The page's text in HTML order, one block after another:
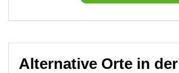
Alternative Orte in